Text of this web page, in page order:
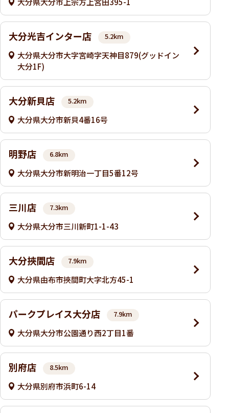
大分光吉インター店 5.2km
大分県大分市大字宮崎字天神目879(グッドイン
大分1F)
大分新貝店 5.2km
大分県大分市新貝4番16号
明野店 6.8km
大分県大分市新明治一丁目5番12号
三川店 7.3km
大分県大分市三川新町1-1-43
大分挾間店 7.9km
大分県由布市挾間町大字北方45-1
パークプレイス大分店 7.9km
大分県大分市公園通り西2丁目1番
別府店 8.5km
大分県別府市浜町6-14